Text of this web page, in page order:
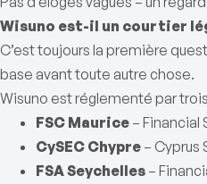
Wisuno est-il un courtier
C’est toujours la première
base avant toute autre chose.
Wisuno est réglementé par
FSC Maurice –
CySEC Chypre – Cyprus
FSA Seychelles –